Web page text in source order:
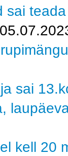
sai
sai
kell 20